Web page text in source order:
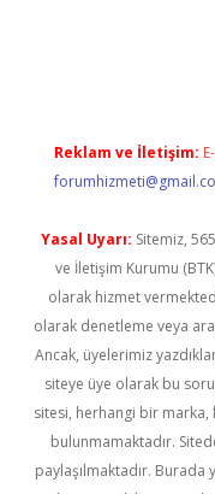
Reklam ve İletişim:
Yasal Uyarı: Sitemiz,
ve İletişim Kurumu
olarak hizmet
olarak denetleme veya
Ancak, üyelerimiz
siteye üye olarak bu
sitesi, herhangi bir marka,
bulunmamaktadır.
paylaşılmaktadır.